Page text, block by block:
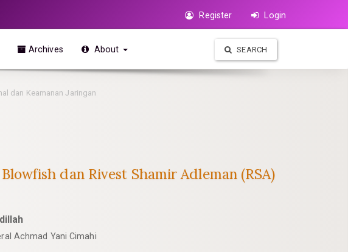
Register Login
Archives About SEARCH
dan Keamanan Jaringan
dan Rivest Shamir Adleman (RSA)
Achmad Yani Cimahi